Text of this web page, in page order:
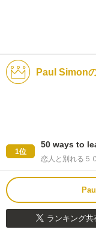
Paul Simon
1位
50 ways to
恋人と別れる５
ランキング共